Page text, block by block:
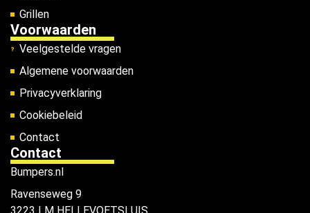
Grillen
Voorwaarden
Veelgestelde vragen
Algemene voorwaarden
Privacyverklaring
Cookiebeleid
Contact
Contact
Bumpers.nl
Ravenseweg 9